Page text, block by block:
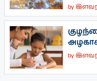
by
by